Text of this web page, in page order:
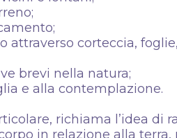
attraverso corteccia,
brevi nella natura;
e alla contemplazione.
richiama l’idea di
in relazione alla